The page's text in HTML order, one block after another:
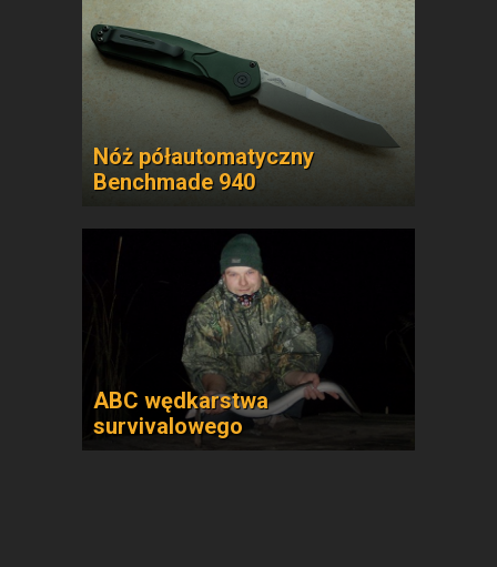
Nóż półautomatyczny
Benchmade 940
ABC wędkarstwa
survivalowego